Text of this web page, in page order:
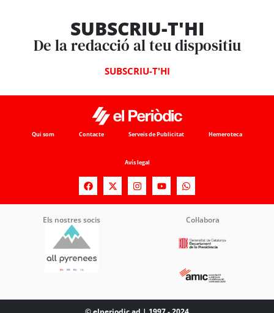
SUBSCRIU-T'HI
De la redacció al teu dispositiu
SUBSCRIU-T'HI
Qui som Contacte Serveis de Publicitat Hemeroteca
Avís legal
Els nostres socis Col·labora